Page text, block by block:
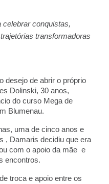
celebrar conquistas,
transformadoras
desejo de abrir o próprio
Dolinski, 30 anos,
do curso Mega de
Blumenau.
uma de cinco anos e
, Damaris decidiu que era
com o apoio da mãe e
encontros.
troca e apoio entre os